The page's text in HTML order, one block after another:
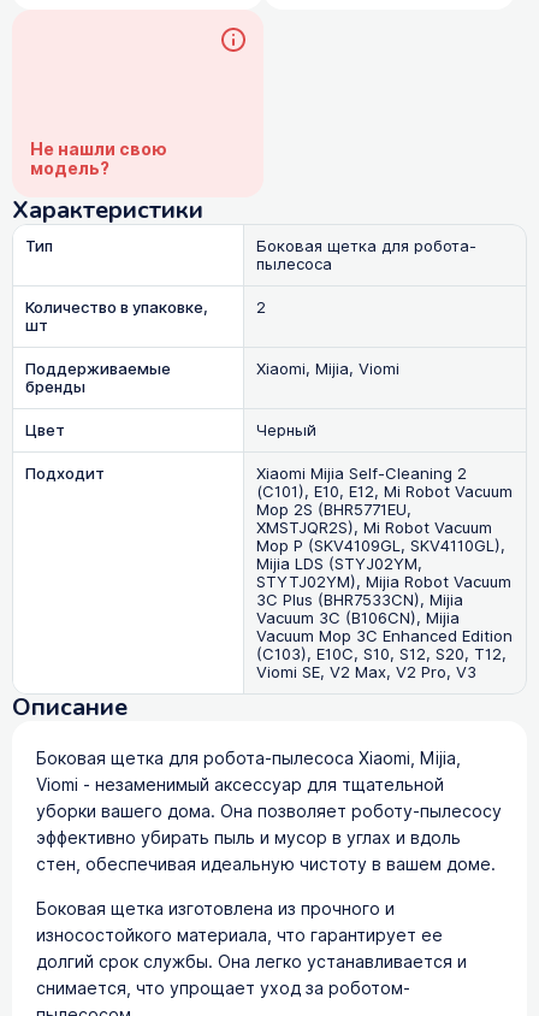
Не нашли свою
модель?
Характеристики
Тип Боковая щетка для робота-
пылесоса
Количество в упаковке,
шт
2
Поддерживаемые
бренды
Xiaomi, Mijia, Viomi
Цвет
Черный
Подходит
Xiaomi Mijia Self-Cleaning 2
(C101), E10, E12, Mi Robot Vacuum
Mop 2S (BHR5771EU,
XMSTJQR2S), Mi Robot Vacuum
Mop P (SKV4109GL, SKV4110GL),
Mijia LDS (STYJ02YM,
STYTJ02YM), Mijia Robot Vacuum
3C Plus (BHR7533CN), Mijia
Vacuum 3C (B106CN), Mijia
Vacuum Mop 3C Enhanced Edition
(C103), E10C, S10, S12, S20, T12,
Viomi SE, V2 Max, V2 Pro, V3
Описание
Боковая щетка для робота-пылесоса Xiaomi, Mijia,
Viomi - незаменимый аксессуар для тщательной
уборки вашего дома. Она позволяет роботу-пылесосу
эффективно убирать пыль и мусор в углах и вдоль
стен, обеспечивая идеальную чистоту в вашем доме.
Боковая щетка изготовлена из прочного и
износостойкого материала, что гарантирует ее
долгий срок службы. Она легко устанавливается и
снимается, что упрощает уход за роботом-